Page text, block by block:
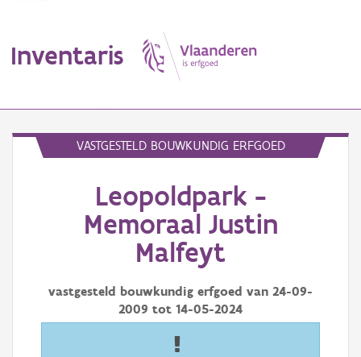
Inventaris
Aanduidingsobject
VASTGESTELD BOUWKUNDIG ERFGOED
Leopoldpark -
Memoraal Justin
Malfeyt
vastgesteld bouwkundig erfgoed van 24-09-
2009 tot 14-05-2024